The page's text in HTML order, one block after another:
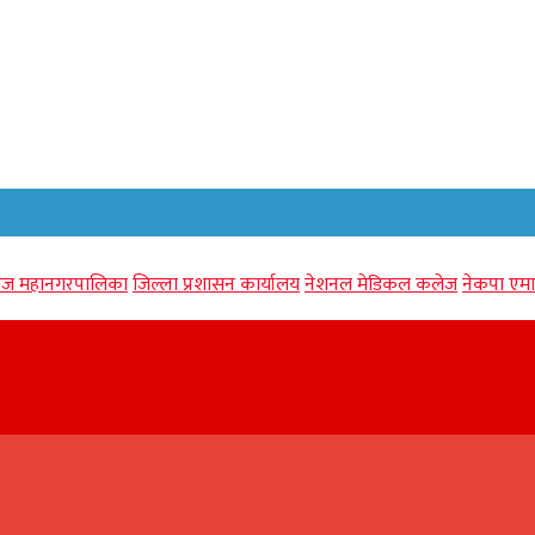
महानगरपालिकाजिल्ला प्रशासन कार्यालयनेशनल मेडिकल कलेजनेकपा